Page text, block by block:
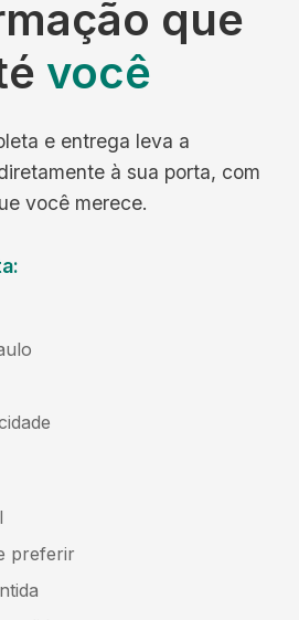
que
você
e entrega leva a
à sua porta, com
você merece.
preferir